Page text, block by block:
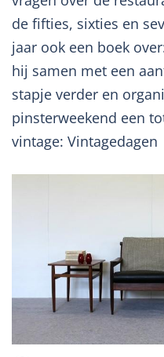
de fifties, sixties en
jaar ook een boek
hij samen met een
stapje verder en
pinsterweekend een
vintage: Vintagedagen